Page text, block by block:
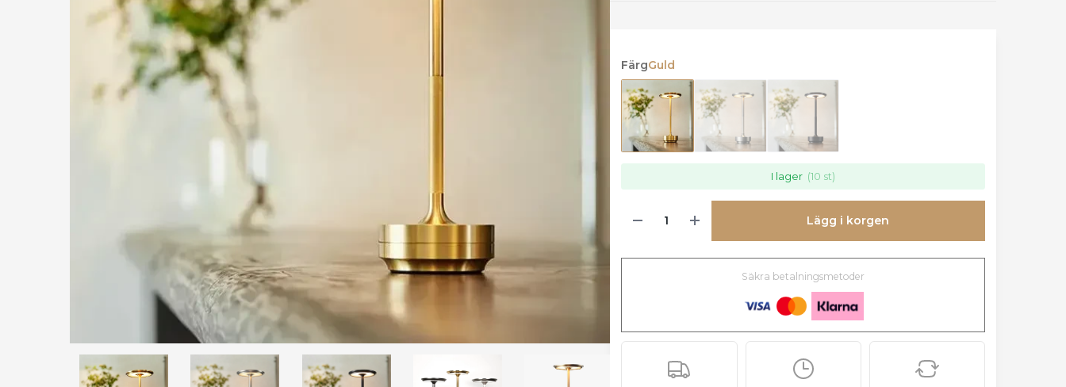
FärgGuld
I lager (10 st)
Lägg i korgen
Säkra betalningsmetoder